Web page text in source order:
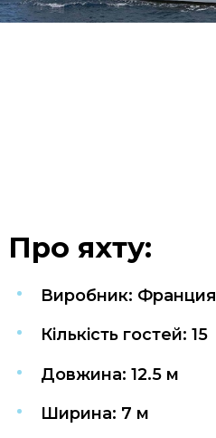
Про яхту:
Виробник: Франция
Кількість гостей: 15
Довжина: 12.5 м
Ширина: 7 м